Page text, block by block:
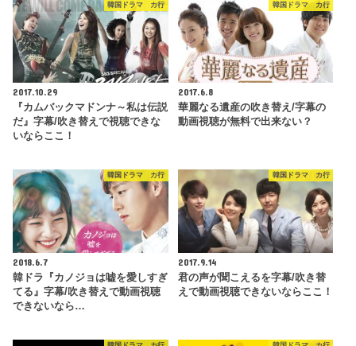
韓国ドラマ カ行
2017.10.29
『カムバックマドンナ～私は伝説
だ』字幕/吹き替えで視聴できな
いならここ！
韓国ドラマ カ行
2017.6.8
華麗なる遺産の吹き替え/字幕の
動画視聴が無料で出来ない？
韓国ドラマ カ行
2018.6.7
韓ドラ『カノジョは嘘を愛しすぎ
てる』字幕/吹き替えで動画視聴
できないなら…
韓国ドラマ カ行
2017.9.14
君の声が聞こえるを字幕/吹き替
えで動画視聴できないならここ！